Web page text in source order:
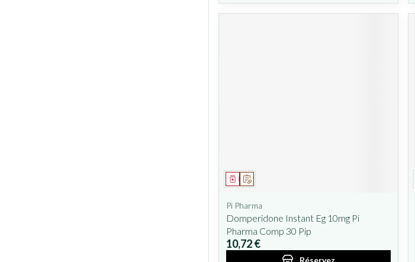
Sur prescription
Médicament
Pi Pharma
Domperidone Instant Eg 10mg Pi
Pharma Comp 30 Pip
10,72 €
Réservez